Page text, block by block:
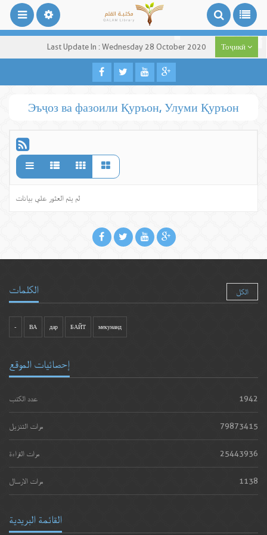
Last Update In : Wednesday 28 October 2020 Тоҷикӣ
Эъҷоз ва фазоили Қуръон, Улуми Қуръон
لم يتم العثور علي بيانات
الكلمات الكل
- ВА дар БАЙТ мекунанд
إحصائيات الموقع
عدد الكتب 1942
مرات التنزيل 79873415
مرات القراءة 25443936
مرات الارسال 1138
القائمة البريدية